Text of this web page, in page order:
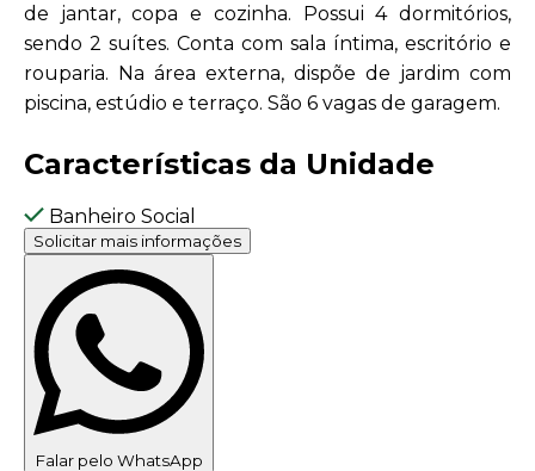
de jantar, copa e cozinha. Possui 4 dormitórios,
sendo 2 suítes. Conta com sala íntima, escritório e
rouparia. Na área externa, dispõe de jardim com
piscina, estúdio e terraço. São 6 vagas de garagem.
Características da Unidade
Banheiro Social
Solicitar mais informações
Falar pelo WhatsApp